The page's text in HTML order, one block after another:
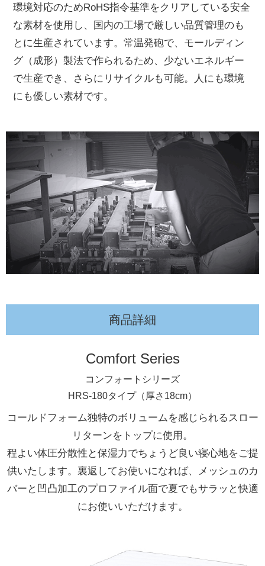
環境対応のためRoHS指令基準をクリアしている安全
な素材を使用し、国内の工場で厳しい品質管理のも
とに生産されています。常温発砲で、モールディン
グ（成形）製法で作られるため、少ないエネルギー
で生産でき、さらにリサイクルも可能。人にも環境
にも優しい素材です。
商品詳細
Comfort Series
コンフォートシリーズ
HRS-180タイプ（厚さ18cm）
コールドフォーム独特のボリュームを感じられるスロー
リターンをトップに使用。
程よい体圧分散性と保湿力でちょうど良い寝心地をご提
供いたします。裏返してお使いになれば、メッシュのカ
バーと凹凸加工のプロファイル面で夏でもサラッと快適
にお使いいただけます。